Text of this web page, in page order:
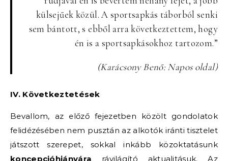
külsejűek közül. A sportsapkás táborból senki
sem bántott, s ebből arra következtettem, hogy
én is a sportsapkásokhoz tartozom.”
(Karácsony Benő: Napos oldal)
IV. Következtetések
Bevallom, az előző fejezetben közölt gondolatok
felidézésében nem pusztán az alkotók iránti tisztelet
játszott szerepet, sokkal inkább közoktatásunk
koncepcióhiányára rávilágító aktualitásuk. Az